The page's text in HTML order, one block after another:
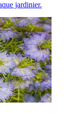
jardinier.